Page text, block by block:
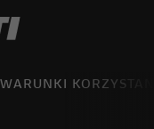
WARUNKI